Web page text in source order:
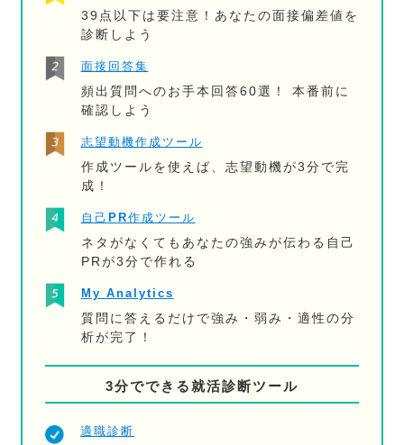
39点以下は要注意！あなたの面接偏差値を
診断しよう
面接回答集
頻出質問へのお手本回答60選！ 本番前に
確認しよう
志望動機作成ツール
作成ツールを使えば、志望動機が3分で完
成！
自己PR作成ツール
ネタがなくてもあなたの強みが伝わる自己
PRが3分で作れる
My Analytics
質問に答えるだけで強み・弱み・適性の分
析が完了！
3分でできる就活診断ツール
適職診断